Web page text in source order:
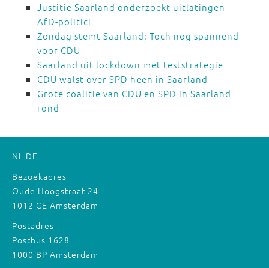
Justitie Saarland onderzoekt uitlatingen
AfD-politici
Zondag stemt Saarland: Toch nog spannend
voor CDU
Saarland uit lockdown met teststrategie
CDU walst over SPD heen in Saarland
Grote coalitie van CDU en SPD in Saarland
rond
NL DE
Bezoekadres
Oude Hoogstraat 24
1012 CE Amsterdam
Postadres
Postbus 1628
1000 BP Amsterdam